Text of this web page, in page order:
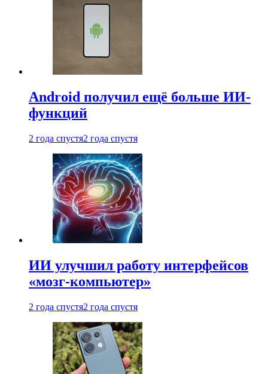
Android получил ещё больше ИИ-
функций
2 года спустя2 года спустя
ИИ улучшил работу интерфейсов
«мозг-компьютер»
2 года спустя2 года спустя